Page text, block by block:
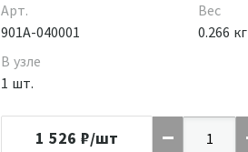
Арт.
901A-040001
В узле
1 шт.
Вес
0.266 кг
1 526 ₽/шт